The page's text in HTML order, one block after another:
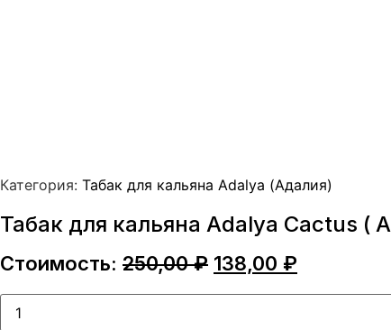
Категория: Табак для кальяна Adalya (Адалия)
Табак для кальяна Adalya Cactus (
Стоимость: 250,00₽ Первоначальная
составляла
138,00 ₽
138,00 ₽.
Количество
товара